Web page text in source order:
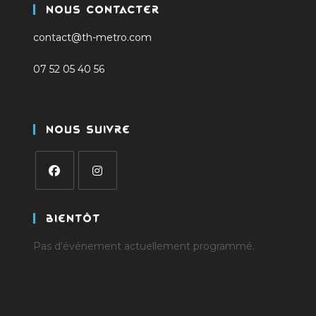
Nous Contacter
contact@th-metro.com
07 52 05 40 56
Nous Suivre
dans
nouvel
dans
nouvel
Bientôt
Pas d'événement actuellement programmé.